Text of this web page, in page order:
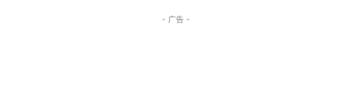
- 广告 -